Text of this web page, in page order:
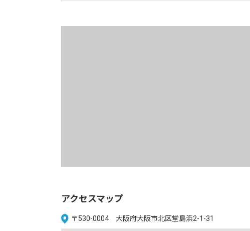
アクセスマップ
〒530-0004 大阪府大阪市北区堂島浜2-1-31